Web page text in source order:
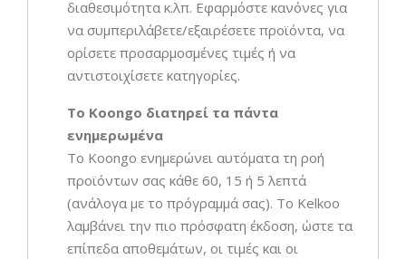
διαθεσιμότητα κ.λπ. Εφαρμόστε κανόνες για
να συμπεριλάβετε/εξαιρέσετε προϊόντα, να
ορίσετε προσαρμοσμένες τιμές ή να
αντιστοιχίσετε κατηγορίες.
Το Koongo διατηρεί τα πάντα
ενημερωμένα
Το Koongo ενημερώνει αυτόματα τη ροή
προϊόντων σας κάθε 60, 15 ή 5 λεπτά
(ανάλογα με το πρόγραμμά σας). Το Kelkoo
λαμβάνει την πιο πρόσφατη έκδοση, ώστε τα
επίπεδα αποθεμάτων, οι τιμές και οι